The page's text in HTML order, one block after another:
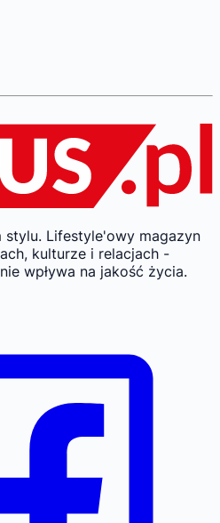
stylu. Lifestyle'owy magazyn
kulturze i relacjach -
wpływa na jakość życia.